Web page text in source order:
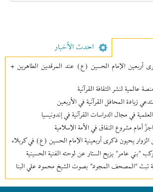
احدث الأخبار
أربعين الإمام الحسين (ع) عند المرقدين الطاهرين +
عالمية لنشر الثقافة القرآنية
زيادة المحافل القرآنية في الأربعين
في مجال الدراسات القرآنية في إندونيسيا
أمام مشروع النفاق في الأمة الإسلامية
يحيون ذكرى أربعينية الإمام الحسين (ع) في كربلاء
"بني عامر" يزيح الستار عن لوحته الفنية الحسينية
تبث "المصحف المجود" بصوت الشيخ محمود علي البنا